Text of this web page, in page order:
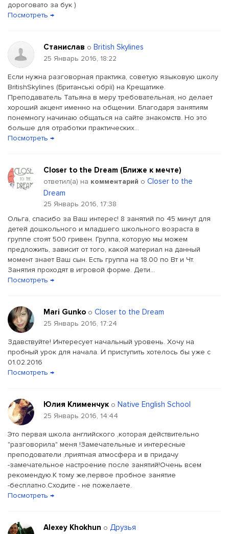
дороговато за бук )
Посмотреть →
Станислав о British Skylines
25 Январь 2016, 18:22
Если нужна разговорная практика, советую языковую школу
BritishSkylines (Британські обрії) на Крещатике.
Преподаватель Татьяна в меру требовательная, но делает
хороший акцент именно на общении. Благодаря занятиям
понемногу начинаю общаться на сайте знакомств. Но это
больше для отработки практических...
Посмотреть →
Closer to the Dream (Ближе к мечте)
ответил(a) на комментарий о Closer to the
Dream
25 Январь 2016, 17:38
Ольга, спасибо за Ваш интерес! 8 занятий по 45 минут для
детей дошкольного и младшего школьного возраста в
группе стоят 500 гривен. Группа, которую мы можем
предложить, зависит от того, какой материал на данный
момент знает Ваш сын. Есть группа на 18.00 по Вт и Чт.
Занятия проходят в игровой форме. Дети...
Посмотреть →
Mari Gunko о Closer to the Dream
25 Январь 2016, 17:24
Здавствуйте! Интересует начальный уровень. Хочу на
пробный урок для начала. И приступить хотелось бы уже с
01.02.2016
Посмотреть →
Юлия Клименчук о Native English School
25 Январь 2016, 14:44
Это первая школа английского ,которая действительно
"разговорила" меня !Замечательные и интересные
преподователи ,приятная атмосфера и в придачу
-замечательное настроение после занятий!Очень всем
рекомендую.К тому же,первое пробное занятие
-бесплатно.Сходите - не пожелаете.
Посмотреть →
Alexey Khokhun о Друзья